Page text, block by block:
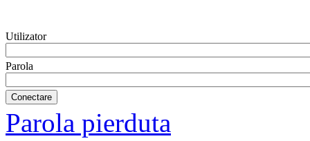
Utilizator
Parola
Parola pierduta